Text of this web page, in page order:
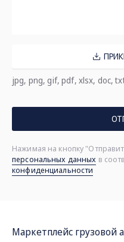
jpg, png, gif, pdf, xlsx, doc,
Нажимая на кнопку
персональных данных в
конфиденциальности
Маркетплейс грузовой